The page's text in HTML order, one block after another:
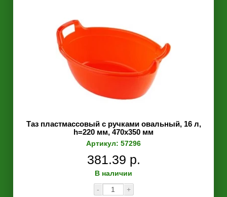
Таз пластмассовый с ручками овальный, 16 л,
h=220 мм, 470х350 мм
Артикул: 57296
381.39 р.
В наличии
-
+